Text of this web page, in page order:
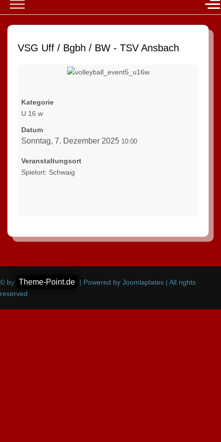
Mobile Menu Toggle
VSG Uff / Bgbh / BW - TSV Ansbach
Kategorie
U 16 w
Datum
Sonntag, 7. Dezember 2025 10:00
Veranstaltungsort
Spielort: Schwaig
© by Theme-Point.de
| Powered by Joomlaplates | All rights
reserved